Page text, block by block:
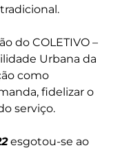
do COLETIVO –
Urbana da
como
fidelizar o
serviço.
esgotou-se ao